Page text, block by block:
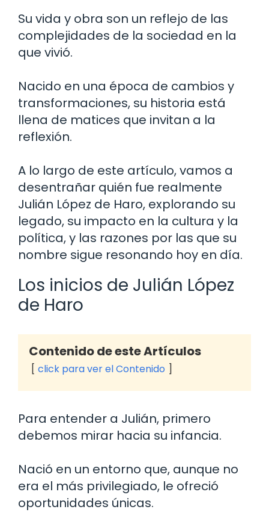
Su vida y obra son un reflejo de las
complejidades de la sociedad en la
que vivió.
Nacido en una época de cambios y
transformaciones, su historia está
llena de matices que invitan a la
reflexión.
A lo largo de este artículo, vamos a
desentrañar quién fue realmente
Julián López de Haro, explorando su
legado, su impacto en la cultura y la
política, y las razones por las que su
nombre sigue resonando hoy en día.
Los inicios de Julián López
de Haro
Contenido de este Artículos
click para ver el Contenido
Para entender a Julián, primero
debemos mirar hacia su infancia.
Nació en un entorno que, aunque no
era el más privilegiado, le ofreció
oportunidades únicas.